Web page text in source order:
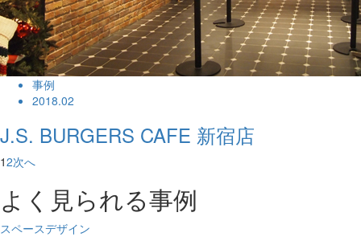
事例
2018.02
J.S. BURGERS CAFE 新宿店
12次へ
よく見られる事例
スペースデザイン